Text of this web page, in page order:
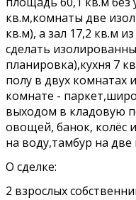
кв.м,комнаты две
кв.м), а зал 17,2 кв.м
сделать
планировка),кухня 7
полу в двух комнатах
комнате -
выходом в кладовую
овощей, банок, колёс
на воду,тамбур на
О сделке:
2 взрослых